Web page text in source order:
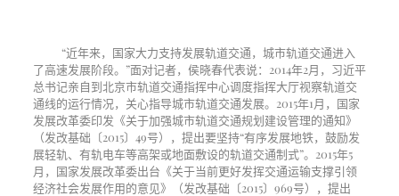
“近年来，国家大力支持发展轨道交通，城市轨道交通进入
了高速发展阶段。”面对记者，侯晓春代表说： 2014年2月，习近平
总书记亲自到北京市轨道交通指挥中心调度指挥大厅视察轨道交
通线的运行情况，关心指导城市轨道交通发展。 2015年1月，国家
发展改革委印发《关于加强城市轨道交通规划建设管理的通知》
（发改基础〔2015〕 49号），提出要坚持“有序发展地铁，鼓励发
展轻轨、有轨电车等高架或地面敷设的轨道交通制式”。 2015年5
月，国家发展改革委出台《关于当前更好发挥交通运输支撑引领
经济社会发展作用的意见》（发改基础〔2015〕 969号），提出